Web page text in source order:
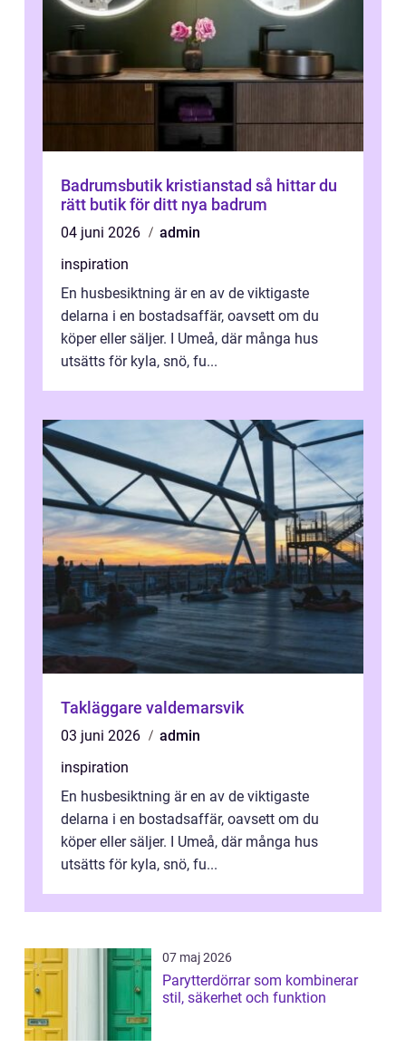
Badrumsbutik kristianstad så hittar du
rätt butik för ditt nya badrum
04 juni 2026
admin
inspiration
En husbesiktning är en av de viktigaste
delarna i en bostadsaffär, oavsett om du
köper eller säljer. I Umeå, där många hus
utsätts för kyla, snö, fu...
Takläggare valdemarsvik
03 juni 2026
admin
inspiration
En husbesiktning är en av de viktigaste
delarna i en bostadsaffär, oavsett om du
köper eller säljer. I Umeå, där många hus
utsätts för kyla, snö, fu...
07 maj 2026
Parytterdörrar som kombinerar
stil, säkerhet och funktion